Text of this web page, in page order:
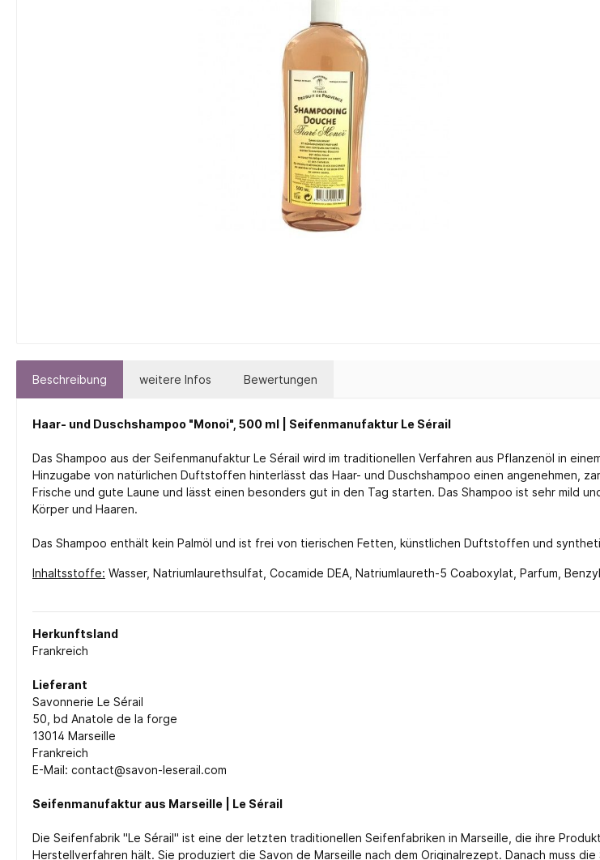
Massageöl
Seifen mit Eselsmilch
Seifen ohne Palmöl
Beschreibung weitere Infos Bewertungen
Haar- und Duschshampoo "Monoi", 500 ml | Seifenmanufaktur Le Sérail
Das Shampoo aus der Seifenmanufaktur Le Sérail wird im traditionellen Verfahren aus Pflanzenöl in
Hinzugabe von natürlichen Duftstoffen hinterlässt das Haar- und Duschshampoo einen angenehmen,
Frische und gute Laune und lässt einen besonders gut in den Tag starten. Das Shampoo ist sehr mild
Körper und Haaren.
Das Shampoo enthält kein Palmöl und ist frei von tierischen Fetten, künstlichen Duftstoffen und
Inhaltsstoffe: Wasser, Natriumlaurethsulfat, Cocamide DEA, Natriumlaureth-5 Coaboxylat, Parfum,
Herkunftsland
Frankreich
Lieferant
Savonnerie Le Sérail
50, bd Anatole de la forge
13014 Marseille
Frankreich
E-Mail: contact@savon-leserail.com
Seifenmanufaktur aus Marseille | Le Sérail
Die Seifenfabrik "Le Sérail" ist eine der letzten traditionellen Seifenfabriken in Marseille, die ihre
Herstellverfahren hält. Sie produziert die Savon de Marseille nach dem Originalrezept. Danach muss